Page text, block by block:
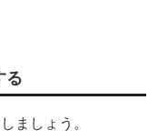
る
ましょう。